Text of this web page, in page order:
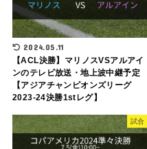
2024.05.11
【ACL決勝】マリノスVSアルアイ
ンのテレビ放送・地上波中継予定
【アジアチャンピオンズリーグ
2023-24決勝1stレグ】
試合